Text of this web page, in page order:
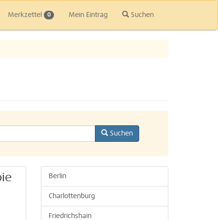
Merkzettel 0 Mein Eintrag Suchen
Suchen
Berlin
Charlottenburg
Friedrichshain